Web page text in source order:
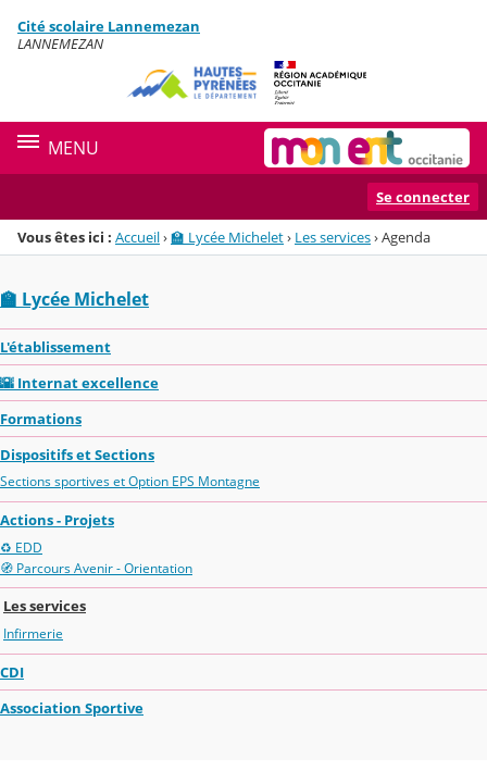
Menu de la rubrique
Contenu
Cité scolaire Lannemezan
LANNEMEZAN
MENU
Se connecter
Vous êtes ici : Accueil›🏫 Lycée Michelet› Les services›Agenda
🏫 Lycée Michelet
L'établissement
🌇 Internat excellence
Formations
Dispositifs et Sections
Sections sportives et Option EPS Montagne
Actions - Projets
♻️ EDD
🧭 Parcours Avenir - Orientation
Les services
Infirmerie
CDI
Association Sportive